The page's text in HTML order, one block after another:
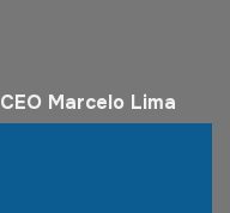
CEO Marcelo Lima